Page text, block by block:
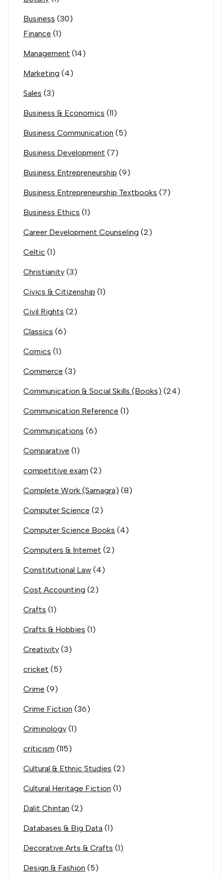
Business (30)
Finance (1)
Management (14)
Marketing (4)
Sales (3)
Business & Economics (11)
Business Communication (5)
Business Development (7)
Business Entrepreneurship (9)
Business Entrepreneurship Textbooks (7)
Business Ethics (1)
Career Development Counseling (2)
Celtic (1)
Christianity (3)
Civics & Citizenship (1)
Civil Rights (2)
Classics (6)
Comics (1)
Commerce (3)
Communication & Social Skills (Books) (24)
Communication Reference (1)
Communications (6)
Comparative (1)
competitive exam (2)
Complete Work (Samagra) (8)
Computer Science (2)
Computer Science Books (4)
Computers & Internet (2)
Constitutional Law (4)
Cost Accounting (2)
Crafts (1)
Crafts & Hobbies (1)
Creativity (3)
cricket (5)
Crime (9)
Crime Fiction (36)
Criminology (1)
criticism (115)
Cultural & Ethnic Studies (2)
Cultural Heritage Fiction (1)
Dalit Chintan (2)
Databases & Big Data (1)
Decorative Arts & Crafts (1)
Design & Fashion (5)